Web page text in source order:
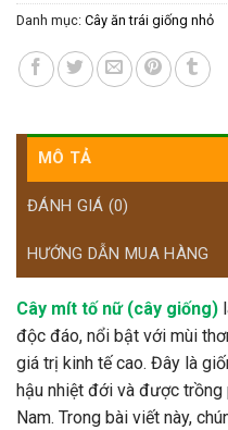
Danh mục: Cây ăn trái giống nhỏ
MÔ TẢ
ĐÁNH GIÁ (0)
HƯỚNG DẪN MUA HÀNG
Cây mít tố nữ (cây giống)
độc đáo, nổi bật với mùi
giá trị kinh tế cao. Đây là
hậu nhiệt đới và được
Nam. Trong bài viết này,